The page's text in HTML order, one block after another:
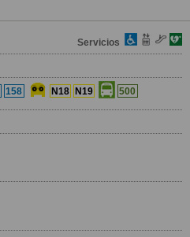
Servicios
158 N18 N19 500